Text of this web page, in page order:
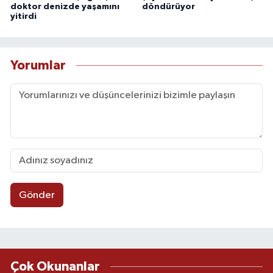
doktor denizde yaşamını
yitirdi
döndürüyor
Yorumlar
Gönder
Çok Okunanlar